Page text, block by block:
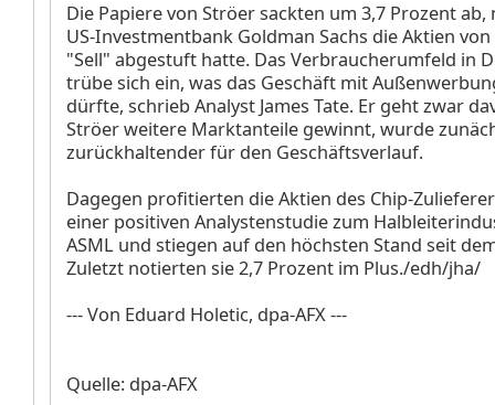
Die Papiere von Ströersackten um 3,7 Prozent ab,
US-Investmentbank Goldman Sachs die Aktien
"Sell" abgestuft hatte. Das Verbraucherumfeld in
trübe sich ein, was das Geschäft mit
dürfte, schrieb Analyst James Tate. Er geht zwar
Ströer weitere Marktanteile gewinnt, wurde
zurückhaltender für den Geschäftsverlauf.
Dagegen profitierten die Aktien des Chip-
einer positiven Analystenstudie zum
ASML und stiegen auf den höchsten Stand seit
Zuletzt notierten sie 2,7 Prozent im Plus./edh/jha/
--- Von Eduard Holetic, dpa-AFX ---
Quelle: dpa-AFX